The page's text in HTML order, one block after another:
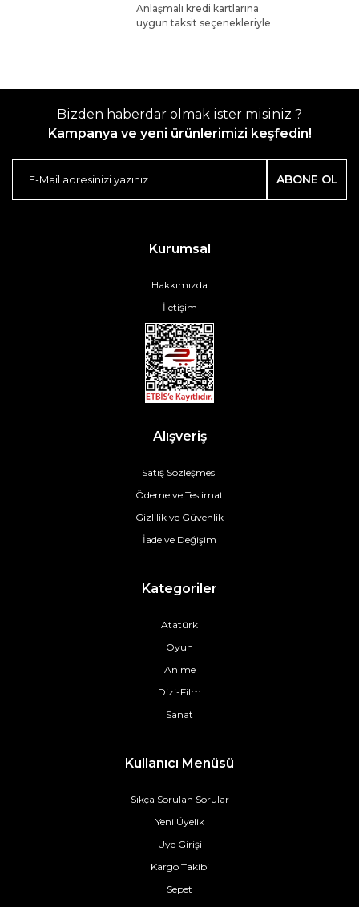
Anlaşmalı kredi kartlarına
uygun taksit seçenekleriyle
Bizden haberdar olmak ister misiniz ?
Kampanya ve yeni ürünlerimizi keşfedin!
ABONE OL
Kurumsal
Hakkımızda
İletişim
Alışveriş
Satış Sözleşmesi
Ödeme ve Teslimat
Gizlilik ve Güvenlik
İade ve Değişim
Kategoriler
Atatürk
Oyun
Anime
Dizi-Film
Sanat
Kullanıcı Menüsü
Sıkça Sorulan Sorular
Yeni Üyelik
Üye Girişi
Kargo Takibi
Sepet